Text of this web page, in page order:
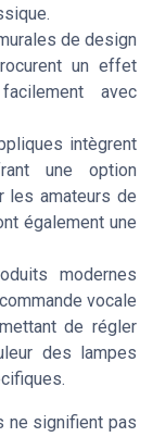
de design
un effet
avec
intègrent
une option
les amateurs de
également une
modernes
vocale
de régler
des lampes
ne signifient pas